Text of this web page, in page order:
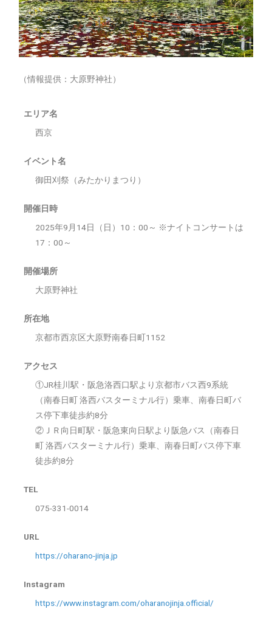
（情報提供：大原野神社）
エリア名
西京
イベント名
御田刈祭（みたかりまつり）
開催日時
2025年9月14日（日）10：00～ ※ナイトコンサートは
17：00～
開催場所
大原野神社
所在地
京都市西京区大原野南春日町1152
アクセス
①JR桂川駅・阪急洛西口駅より京都市バス西9系統
（南春日町 洛西バスターミナル行）乗車、南春日町バ
ス停下車徒歩約8分
②ＪＲ向日町駅・阪急東向日駅より阪急バス（南春日
町 洛西バスターミナル行）乗車、南春日町バス停下車
徒歩約8分
TEL
075-331-0014
URL
https://oharano-jinja.jp
Instagram
https://www.instagram.com/oharanojinja.official/